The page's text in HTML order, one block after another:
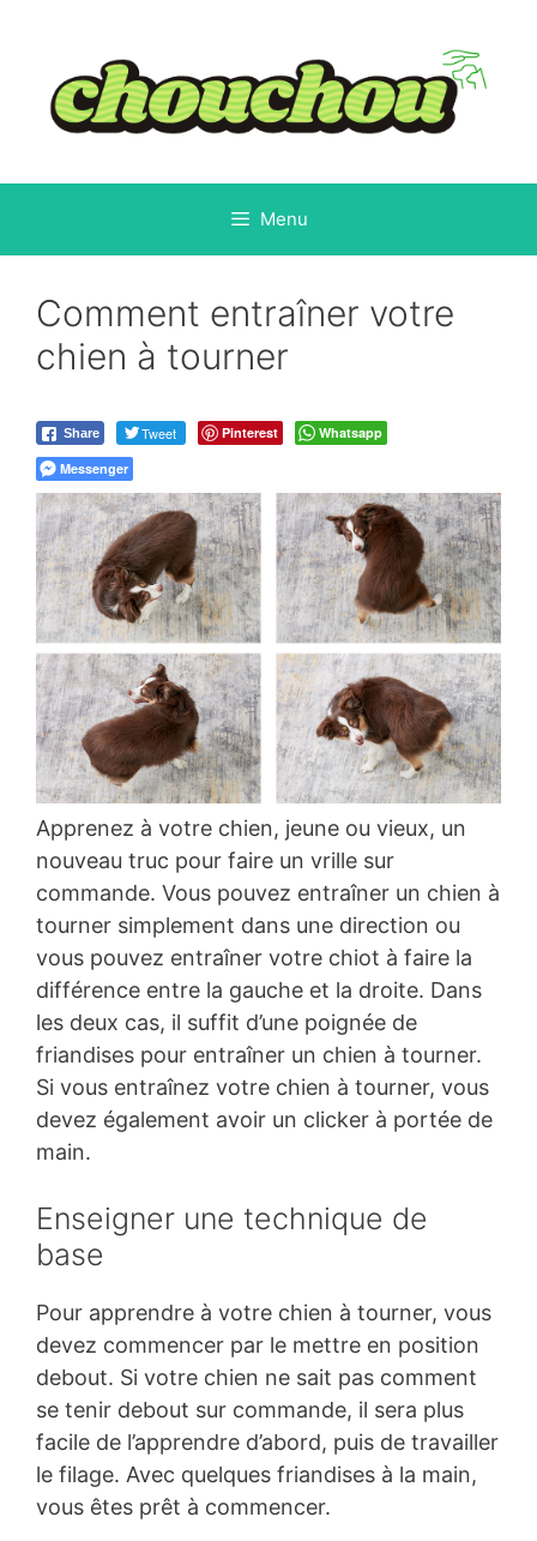
contenu
Menu
Comment entraîner votre
chien à tourner
Share Tweet Pinterest
Whatsapp
Messenger
Apprenez à votre chien, jeune ou vieux, un
nouveau truc pour faire un vrille sur
commande. Vous pouvez entraîner un chien à
tourner simplement dans une direction ou
vous pouvez entraîner votre chiot à faire la
différence entre la gauche et la droite. Dans
les deux cas, il suffit d’une poignée de
friandises pour entraîner un chien à tourner.
Si vous entraînez votre chien à tourner, vous
devez également avoir un clicker à portée de
main.
Enseigner une technique de
base
Pour apprendre à votre chien à tourner, vous
devez commencer par le mettre en position
debout. Si votre chien ne sait pas comment
se tenir debout sur commande, il sera plus
facile de l’apprendre d’abord, puis de travailler
le filage. Avec quelques friandises à la main,
vous êtes prêt à commencer.